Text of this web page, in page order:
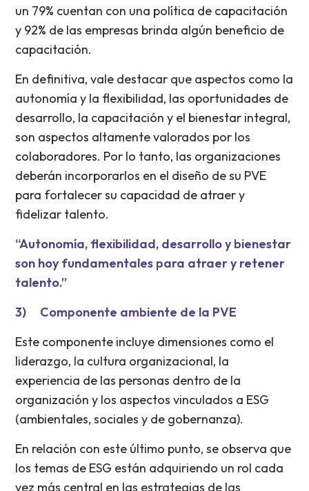
un 79% cuentan con una política de capacitación
y 92% de las empresas brinda algún beneficio de
capacitación.
En definitiva, vale destacar que aspectos como la
autonomía y la flexibilidad, las oportunidades de
desarrollo, la capacitación y el bienestar integral,
son aspectos altamente valorados por los
colaboradores. Por lo tanto, las organizaciones
deberán incorporarlos en el diseño de su PVE
para fortalecer su capacidad de atraer y
fidelizar talento.
“Autonomía, flexibilidad, desarrollo y bienestar
son hoy fundamentales para atraer y retener
talento.”
3) Componente ambiente de la PVE
Este componente incluye dimensiones como el
liderazgo, la cultura organizacional, la
experiencia de las personas dentro de la
organización y los aspectos vinculados a ESG
(ambientales, sociales y de gobernanza).
En relación con este último punto, se observa que
los temas de ESG están adquiriendo un rol cada
vez más central en las estrategias de las